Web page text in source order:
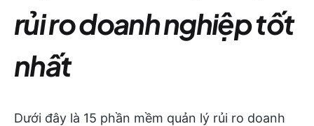
rủi ro doanh nghiệp tốt
nhất
Dưới đây là 15 phần mềm quản lý rủi ro doanh